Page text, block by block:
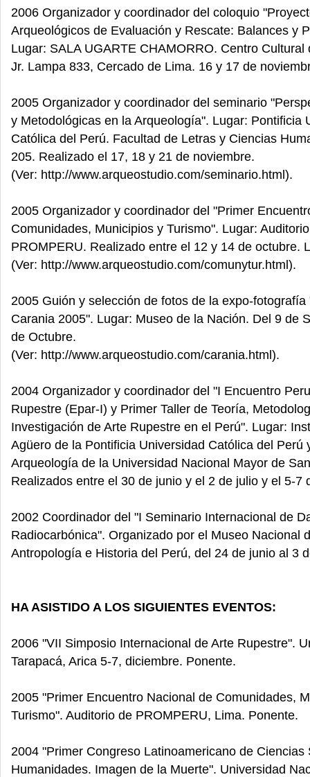
2006 Organizador y coordinador del coloquio
Arqueológicos de Evaluación y Rescate: Balances y
Lugar: SALA UGARTE CHAMORRO. Centro Cultural
Jr. Lampa 833, Cercado de Lima. 16 y 17 de
2005 Organizador y coordinador del seminario
y Metodológicas en la Arqueología". Lugar: Pontificia
Católica del Perú. Facultad de Letras y Ciencias
205. Realizado el 17, 18 y 21 de noviembre.
(Ver: http://www.arqueostudio.com/seminario.html).
2005 Organizador y coordinador del "Primer
Comunidades, Municipios y Turismo". Lugar:
PROMPERU. Realizado entre el 12 y 14 de octubre.
(Ver: http://www.arqueostudio.com/comunytur.html).
2005 Guión y selección de fotos de la expo-fotografía
Carania 2005". Lugar: Museo de la Nación. Del 9 de
de Octubre.
(Ver: http://www.arqueostudio.com/carania.html).
2004 Organizador y coordinador del "I Encuentro
Rupestre (Epar-I) y Primer Taller de Teoría,
Investigación de Arte Rupestre en el Perú". Lugar:
Agüero de la Pontificia Universidad Católica del Perú
Arqueología de la Universidad Nacional Mayor de
Realizados entre el 30 de junio y el 2 de julio y el 5-7
2002 Coordinador del "I Seminario Internacional de
Radiocarbónica". Organizado por el Museo Nacional
Antropología e Historia del Perú, del 24 de junio al 3
HA ASISTIDO A LOS SIGUIENTES EVENTOS:
2006 "VII Simposio Internacional de Arte Rupestre".
Tarapacá, Arica 5-7, diciembre. Ponente.
2005 "Primer Encuentro Nacional de Comunidades,
Turismo". Auditorio de PROMPERU, Lima. Ponente.
2004 "Primer Congreso Latinoamericano de Ciencias
Humanidades. Imagen de la Muerte". Universidad